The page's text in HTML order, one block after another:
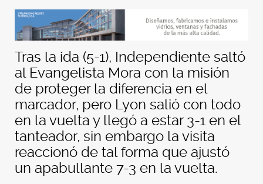
Tras la ida (5-1), Independiente saltó
al Evangelista Mora con la misión
de proteger la diferencia en el
marcador, pero Lyon salió con todo
en la vuelta y llegó a estar 3-1 en el
tanteador, sin embargo la visita
reaccionó de tal forma que ajustó
un apabullante 7-3 en la vuelta.